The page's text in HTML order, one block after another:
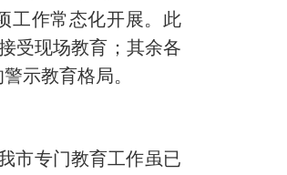
工作常态化开展。此
受现场教育；其余各
示教育格局。
市专门教育工作虽已